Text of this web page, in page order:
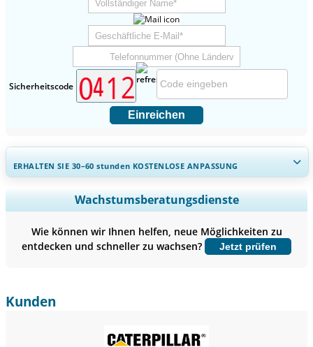
Sicherheitscode
Einreichen
ERHALTEN SIE 30–60stunden KOSTENLOSE ANPASSUNG
Regionale und länderspezifische Abdeckung erweitern,
Segmentanalyse, Unternehmensprofile, Wettbewerbs-
Jetzt anpassen
Wachstumsberatungsdienste
Wie können wir Ihnen helfen, neue Möglichkeiten zu
entdecken und schneller zu wachsen?
Jetzt prüfen
Kunden